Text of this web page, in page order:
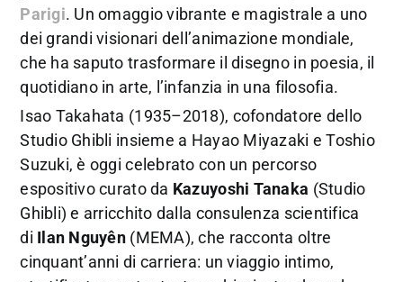
Parigi. Un omaggio vibrante e magistrale a uno
dei grandi visionari dell’animazione mondiale,
che ha saputo trasformare il disegno in poesia, il
quotidiano in arte, l’infanzia in una filosofia.
Isao Takahata (1935–2018), cofondatore dello
Studio Ghibli insieme a Hayao Miyazaki e Toshio
Suzuki, è oggi celebrato con un percorso
espositivo curato da Kazuyoshi Tanaka (Studio
Ghibli) e arricchito dalla consulenza scientifica
di Ilan Nguyên (MEMA), che racconta oltre
cinquant’anni di carriera: un viaggio intimo,